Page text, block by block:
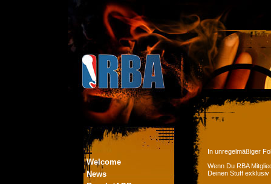
Welcome
News
In unregelmäßiger
Wenn Du RBA
Deinen Stuff